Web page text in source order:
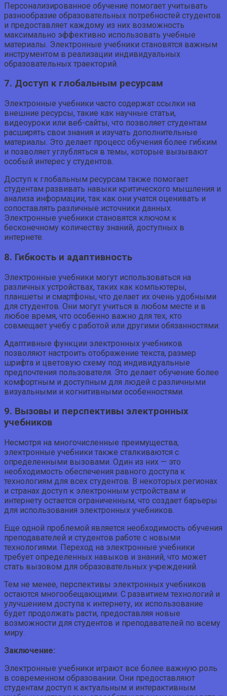
Персонализированное обучение помогает учитывать
разнообразие образовательных потребностей студентов
и предоставляет каждому из них возможность
максимально эффективно использовать учебные
материалы. Электронные учебники становятся важным
инструментом в реализации индивидуальных
образовательных траекторий.
7. Доступ к глобальным ресурсам
Электронные учебники часто содержат ссылки на
внешние ресурсы, такие как научные статьи,
видеоуроки или веб-сайты, что позволяет студентам
расширять свои знания и изучать дополнительные
материалы. Это делает процесс обучения более гибким
и позволяет углубляться в темы, которые вызывают
особый интерес у студентов.
Доступ к глобальным ресурсам также помогает
студентам развивать навыки критического мышления и
анализа информации, так как они учатся оценивать и
сопоставлять различные источники данных.
Электронные учебники становятся ключом к
бесконечному количеству знаний, доступных в
интернете.
8. Гибкость и адаптивность
Электронные учебники могут использоваться на
различных устройствах, таких как компьютеры,
планшеты и смартфоны, что делает их очень удобными
для студентов. Они могут учиться в любом месте и в
любое время, что особенно важно для тех, кто
совмещает учебу с работой или другими обязанностями.
Адаптивные функции электронных учебников
позволяют настроить отображение текста, размер
шрифта и цветовую схему под индивидуальные
предпочтения пользователя. Это делает обучение более
комфортным и доступным для людей с различными
визуальными и когнитивными особенностями.
9. Вызовы и перспективы электронных
учебников
Несмотря на многочисленные преимущества,
электронные учебники также сталкиваются с
определенными вызовами. Один из них — это
необходимость обеспечения равного доступа к
технологиям для всех студентов. В некоторых регионах
и странах доступ к электронным устройствам и
интернету остается ограниченным, что создает барьеры
для использования электронных учебников.
Еще одной проблемой является необходимость обучения
преподавателей и студентов работе с новыми
технологиями. Переход на электронные учебники
требует определенных навыков и знаний, что может
стать вызовом для образовательных учреждений.
Тем не менее, перспективы электронных учебников
остаются многообещающими. С развитием технологий и
улучшением доступа к интернету, их использование
будет продолжать расти, предоставляя новые
возможности для студентов и преподавателей по всему
миру.
Заключение:
Электронные учебники играют все более важную роль
в современном образовании. Они предоставляют
студентам доступ к актуальным и интерактивным